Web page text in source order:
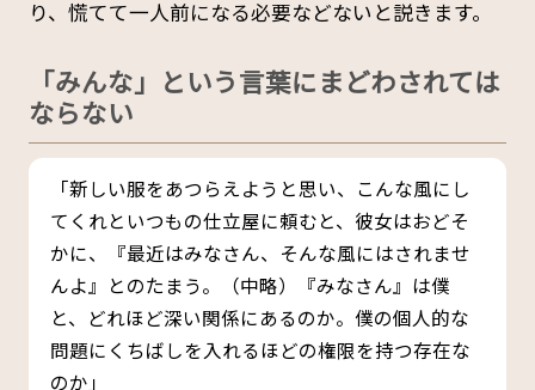
り、慌てて一人前になる必要などないと説きます。
「みんな」という言葉にまどわされては
ならない
「新しい服をあつらえようと思い、こんな風にし
てくれといつもの仕立屋に頼むと、彼女はおどそ
かに、『最近はみなさん、そんな風にはされませ
んよ』とのたまう。（中略）『みなさん』は僕
と、どれほど深い関係にあるのか。僕の個人的な
問題にくちばしを入れるほどの権限を持つ存在な
のか」